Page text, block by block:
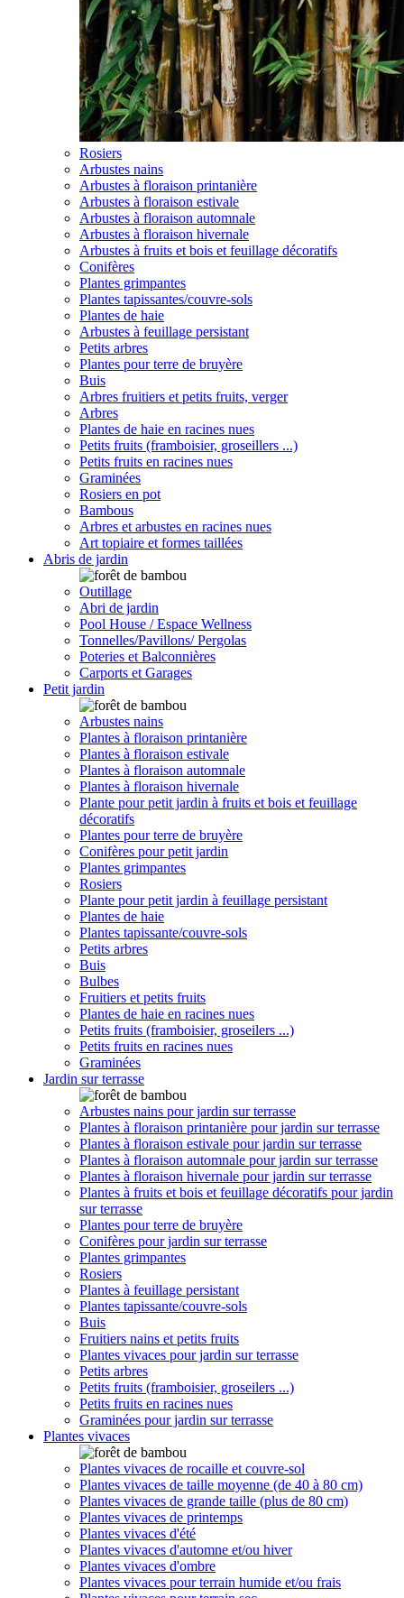
Rosiers
Arbustes nains
Arbustes à floraison printanière
Arbustes à floraison estivale
Arbustes à floraison automnale
Arbustes à floraison hivernale
Arbustes à fruits et bois et feuillage décoratifs
Conifères
Plantes grimpantes
Plantes tapissantes/couvre-sols
Plantes de haie
Arbustes à feuillage persistant
Petits arbres
Plantes pour terre de bruyère
Buis
Arbres fruitiers et petits fruits, verger
Arbres
Plantes de haie en racines nues
Petits fruits (framboisier, groseillers ...)
Petits fruits en racines nues
Graminées
Rosiers en pot
Bambous
Arbres et arbustes en racines nues
Art topiaire et formes taillées
Abris de jardin
Outillage
Abri de jardin
Pool House / Espace Wellness
Tonnelles/Pavillons/ Pergolas
Poteries et Balconnières
Carports et Garages
Petit jardin
Arbustes nains
Plantes à floraison printanière
Plantes à floraison estivale
Plantes à floraison automnale
Plantes à floraison hivernale
Plante pour petit jardin à fruits et bois et feuillage
décoratifs
Plantes pour terre de bruyère
Conifères pour petit jardin
Plantes grimpantes
Rosiers
Plante pour petit jardin à feuillage persistant
Plantes de haie
Plantes tapissante/couvre-sols
Petits arbres
Buis
Bulbes
Fruitiers et petits fruits
Plantes de haie en racines nues
Petits fruits (framboisier, groseilers ...)
Petits fruits en racines nues
Graminées
Jardin sur terrasse
Arbustes nains pour jardin sur terrasse
Plantes à floraison printanière pour jardin sur terrasse
Plantes à floraison estivale pour jardin sur terrasse
Plantes à floraison automnale pour jardin sur terrasse
Plantes à floraison hivernale pour jardin sur terrasse
Plantes à fruits et bois et feuillage décoratifs pour jardin
sur terrasse
Plantes pour terre de bruyère
Conifères pour jardin sur terrasse
Plantes grimpantes
Rosiers
Plantes à feuillage persistant
Plantes tapissante/couvre-sols
Buis
Fruitiers nains et petits fruits
Plantes vivaces pour jardin sur terrasse
Petits arbres
Petits fruits (framboisier, groseilers ...)
Petits fruits en racines nues
Graminées pour jardin sur terrasse
Plantes vivaces
Plantes vivaces de rocaille et couvre-sol
Plantes vivaces de taille moyenne (de 40 à 80 cm)
Plantes vivaces de grande taille (plus de 80 cm)
Plantes vivaces de printemps
Plantes vivaces d'été
Plantes vivaces d'automne et/ou hiver
Plantes vivaces d'ombre
Plantes vivaces pour terrain humide et/ou frais